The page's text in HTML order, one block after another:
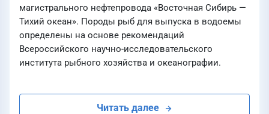
магистрального нефтепровода «Восточная Сибирь —
Тихий океан». Породы рыб для выпуска в водоемы
определены на основе рекомендаций
Всероссийского научно-исследовательского
института рыбного хозяйства и океанографии.
Читать далее